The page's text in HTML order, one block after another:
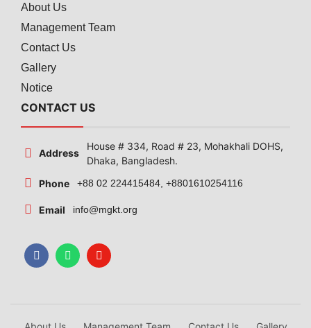
About Us
Management Team
Contact Us
Gallery
Notice
CONTACT US
Address
House # 334, Road # 23, Mohakhali DOHS,
Dhaka, Bangladesh.
Phone
+88 02 224415484, +8801610254116
Email info@mgkt.org